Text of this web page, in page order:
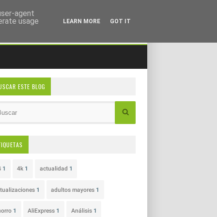
ESTE BLOG
1 4k 1 actualidad 1
1 adultos mayores 1
1 AliExpress 1 Análisis 1
agent
usage
LEARN MORE GOT IT